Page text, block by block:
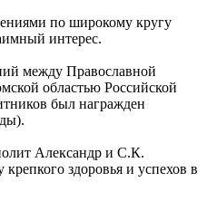
по широкому кругу
интерес.
между Православной
областью Российской
был награжден
Александр и С.К.
здоровья и успехов в